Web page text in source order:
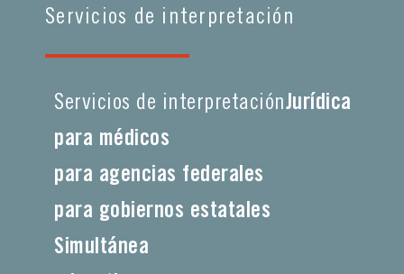
Servicios de interpretación
Servicios de interpretaciónJurídica
para médicos
para agencias federales
para gobiernos estatales
Simultánea